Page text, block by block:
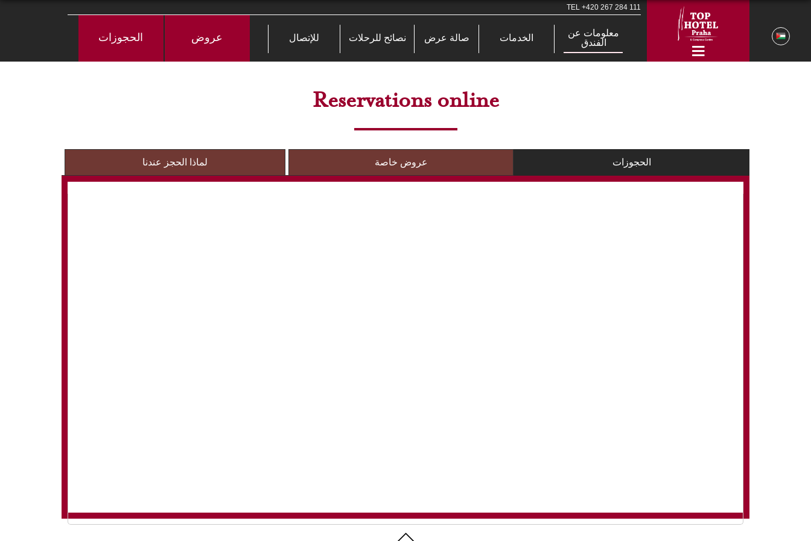
TEL +420 267 284 111
معلومات عن
الفندق
الخدمات صالة عرض نصائح للرحلات للإتصال عروض الحجوزات
Reservations online
الحجوزات عروض خاصة لماذا الحجز عندنا